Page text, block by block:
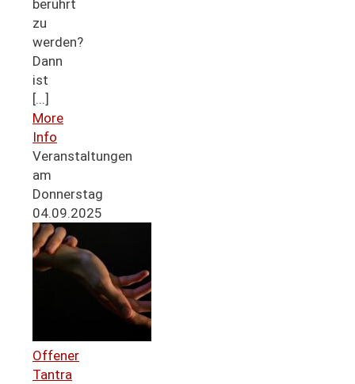
berührt
zu
werden?
Dann
ist
[...]
More
Info
Veranstaltungen
am
Donnerstag
04.09.2025
Offener
Tantra